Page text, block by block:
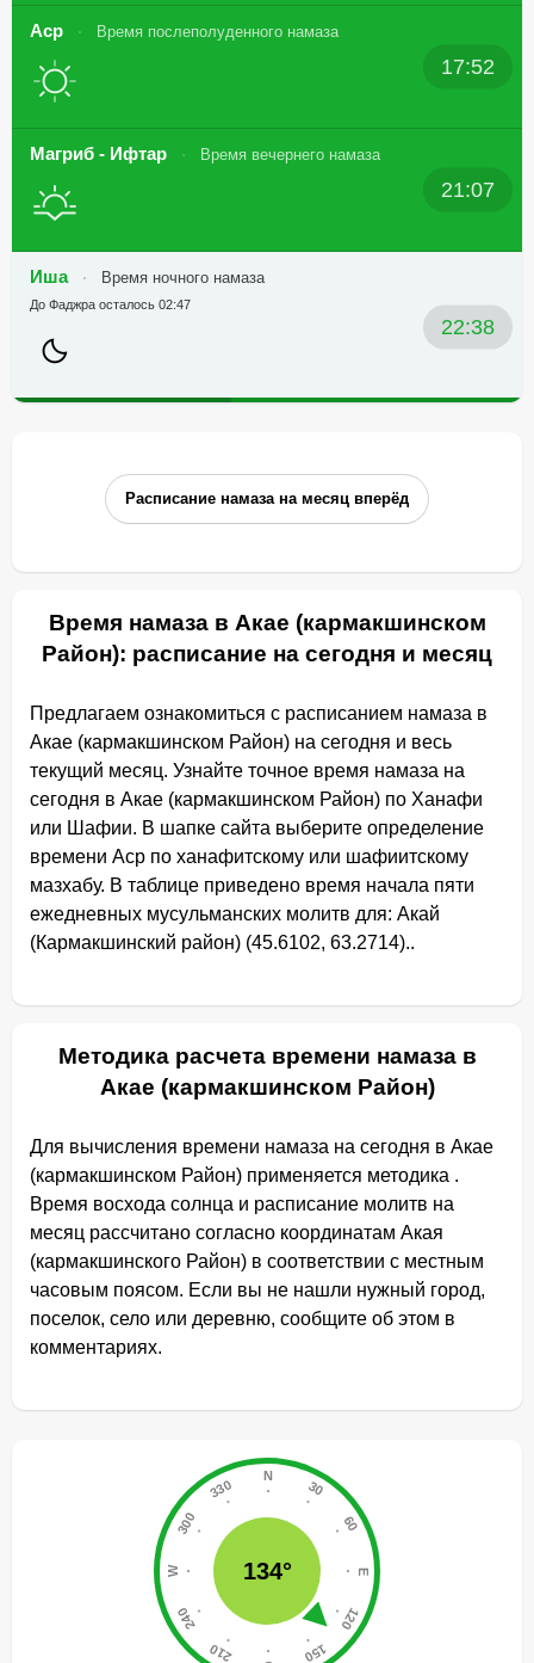
Аср Время послеполуденного намаза
17:52
Магриб - Ифтар Время вечернего намаза
21:07
Иша Время ночного намаза
22:38
До Фаджра осталось 02:47
Расписание намаза на месяц вперёд
Время намаза в Акае (кармакшинском
Район): расписание на сегодня и месяц
Предлагаем ознакомиться с расписанием намаза в
Акае (кармакшинском Район) на сегодня и весь
текущий месяц. Узнайте точное время намаза на
сегодня в Акае (кармакшинском Район) по Ханафи
или Шафии. В шапке сайта выберите определение
времени Аср по ханафитскому или шафиитскому
мазхабу. В таблице приведено время начала пяти
ежедневных мусульманских молитв для: Акай
(Кармакшинский район) (45.6102, 63.2714)..
Методика расчета времени намаза в
Акае (кармакшинском Район)
Для вычисления времени намаза на сегодня в Акае
(кармакшинском Район) применяется методика .
Время восхода солнца и расписание молитв на
месяц рассчитано согласно координатам Акая
(кармакшинского Район) в соответствии с местным
часовым поясом. Если вы не нашли нужный город,
поселок, село или деревню, сообщите об этом в
комментариях.
134°